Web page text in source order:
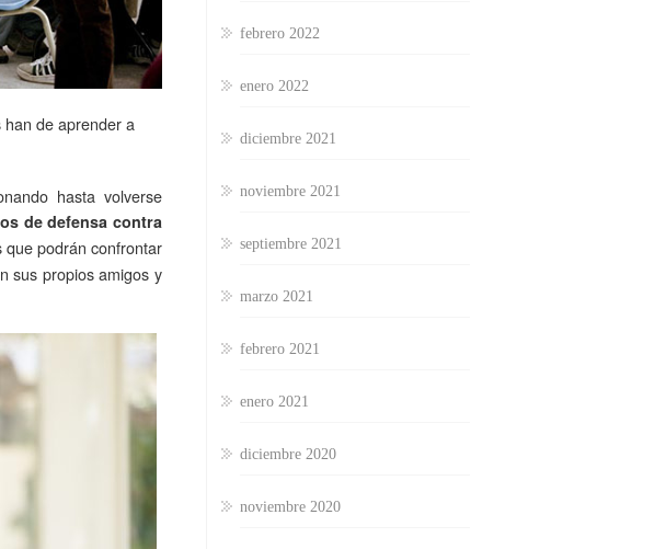
de aprender a
hasta volverse
de defensa contra
que podrán confrontar
sus propios amigos y
febrero 2022
enero 2022
diciembre 2021
noviembre 2021
septiembre 2021
marzo 2021
febrero 2021
enero 2021
diciembre 2020
noviembre 2020